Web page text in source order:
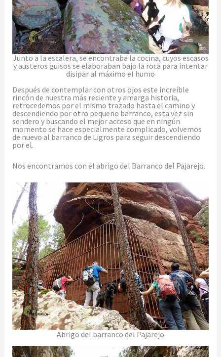
Junto a la escalera, se encontraba la cocina, cuyos escasos
y austeros guisos se elaboraban bajo la roca para intentar
disipar al máximo el humo
Después de contemplar con otros ojos este increíble
rincón de nuestra más reciente y amarga historia,
retrocedemos por el mismo trazado hasta el camino y
descendiendo por otro pequeño barranco, esta vez sin
sendero y buscando el mejor acceso que en ningún
momento se hace especialmente complicado, volvemos
de nuevo al barranco de Ligros para seguir descendiendo
por el.
Nos encontramos con el abrigo del Barranco del Pajarejo.
Abrigo del barranco del Pajarejo